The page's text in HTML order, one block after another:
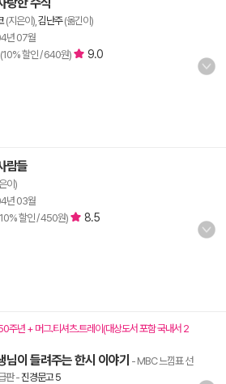
(지은이), 김난주(옮긴이)
년 07월
할인 / 640원)
9.0
람들
이)
년 03월
할인 / 450원)
8.5
주년 + 머그.티셔츠.트레이(대상도서 포함 국내서 2
님이 들려주는 한시 이야기 - MBC 느낌표 선
판- 진경문고 5